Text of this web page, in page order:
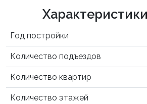
Год постройки
Количество подъездов
Количество квартир
Количество этажей